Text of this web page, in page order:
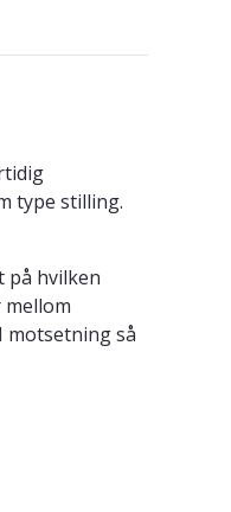
type stilling.
på hvilken
motsetning så